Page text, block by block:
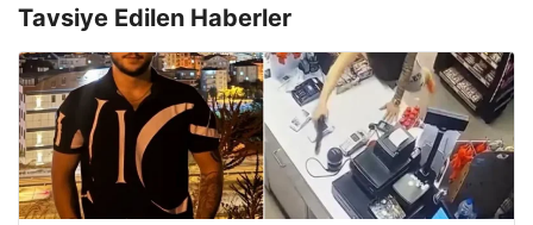
Tavsiye Edilen Haberler